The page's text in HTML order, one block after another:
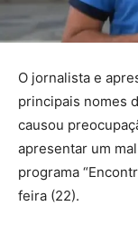
O jornalista e
principais nomes
causou
apresentar um
programa
feira (22).